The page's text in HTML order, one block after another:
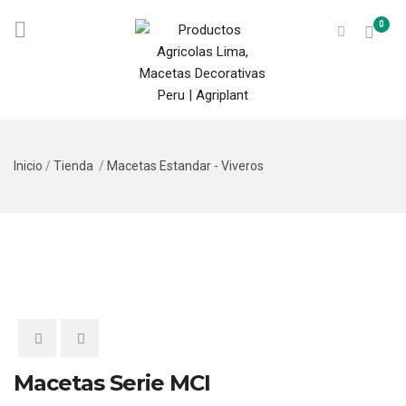
0
Inicio / Tienda / Macetas Estandar - Viveros
Macetas Serie MCI